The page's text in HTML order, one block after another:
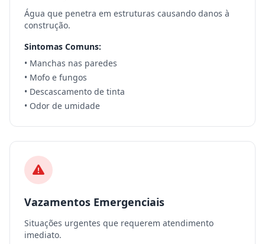
Água que penetra em estruturas causando danos à
construção.
Sintomas Comuns:
• Manchas nas paredes
• Mofo e fungos
• Descascamento de tinta
• Odor de umidade
Vazamentos Emergenciais
Situações urgentes que requerem atendimento
imediato.